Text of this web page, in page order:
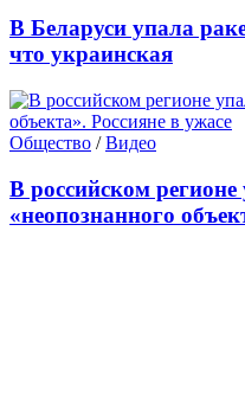
В Беларуси упала
что украинская
Общество /Видео
В российском
«неопознанного